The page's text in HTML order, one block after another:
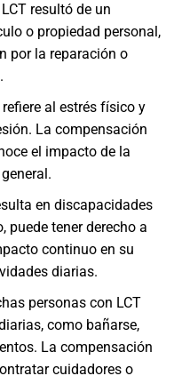
resultó de un
o propiedad personal,
por la reparación o
refiere al estrés físico y
La compensación
el impacto de la
en discapacidades
puede tener derecho a
continuo en su
diarias.
personas con LCT
como bañarse,
La compensación
cuidadores o